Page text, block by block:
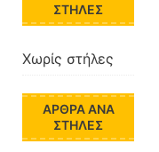
ΣΤΉΛΕΣ
Χωρίς στήλες
ΆΡΘΡΑ ΑΝΆ
ΣΤΉΛΕΣ